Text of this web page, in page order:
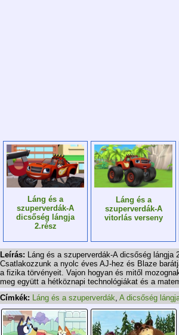
Láng és a
szuperverdák-A
dicsőség lángja
2.rész
Láng és a
szuperverdák-A
vitorlás verseny
Leírás: Láng és a szuperverdák-A dicsőség lángja
Csatlakozzunk a nyolc éves AJ-hez és Blaze
a fizika törvényeit. Vajon hogyan és mitől
meg együtt a hétköznapi technológiákat és a
Címkék: Láng és a szuperverdák, A dicsőség